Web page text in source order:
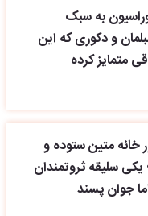
به سبک
و دکوری که این
متمایز کرده
خانه متین ستوده و
سلیقه ثروتمندان
جوان پسند